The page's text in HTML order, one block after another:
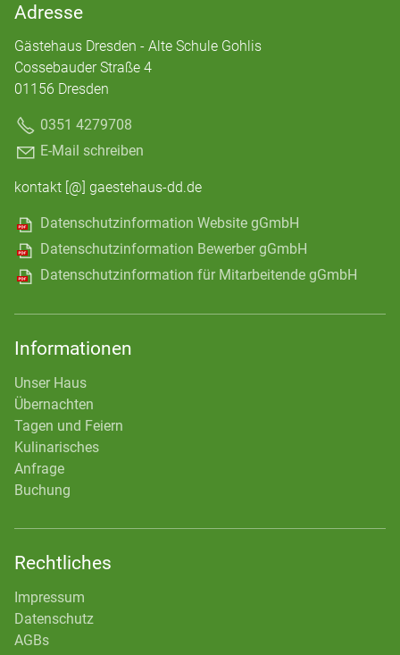
Adresse
Gästehaus Dresden - Alte Schule Gohlis
Cossebauder Straße 4
01156 Dresden
0351 4279708
E-Mail schreiben
kontakt [@] gaestehaus-dd.de
Datenschutzinformation Website gGmbH
Datenschutzinformation Bewerber gGmbH
Datenschutzinformation für Mitarbeitende gGmbH
Informationen
Unser Haus
Übernachten
Tagen und Feiern
Kulinarisches
Anfrage
Buchung
Rechtliches
Impressum
Datenschutz
AGBs